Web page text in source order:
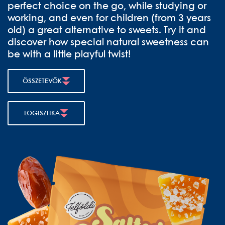
perfect choice on the go, while studying or
working, and even for children (from 3 years
old) a great alternative to sweets. Try it and
discover how special natural sweetness can
be with a little playful twist!
ÖSSZETEVŐK
LOGISZTIKA